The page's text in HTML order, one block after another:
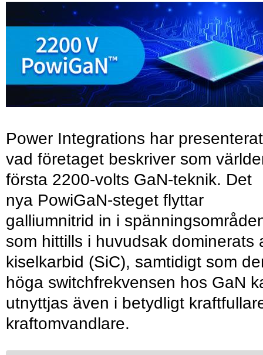
Power Integrations har presenterat
vad företaget beskriver som
första 2200-volts GaN-teknik. Det
nya PowiGaN-steget flyttar
galliumnitrid in i
som hittills i huvudsak dominerats
kiselkarbid (SiC), samtidigt som
höga switchfrekvensen hos GaN
utnyttjas även i betydligt
kraftomvandlare.